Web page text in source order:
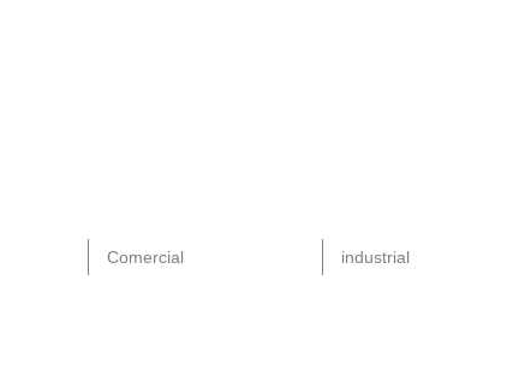
Comercial industrial